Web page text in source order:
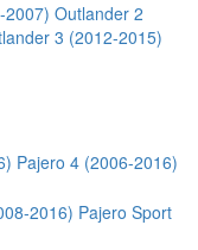
2007) Outlander 2
3 (2012-2015)
Pajero 4 (2006-2016)
2016) Pajero Sport